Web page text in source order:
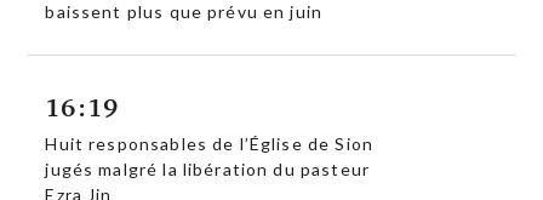
baissent plus que prévu en juin
16:19
Huit responsables de l’Église de Sion
jugés malgré la libération du pasteur
Ezra Jin